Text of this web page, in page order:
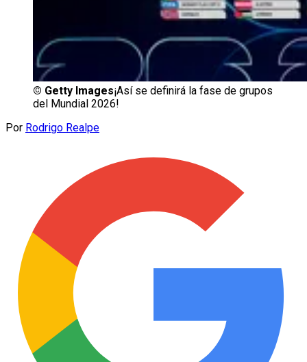
© Getty Images¡Así se definirá la fase de grupos
del Mundial 2026!
Por Rodrigo Realpe